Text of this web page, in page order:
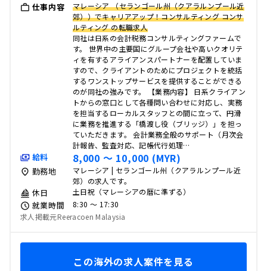
仕事内容
マレーシア （セランゴール州（クアラルンプール近
郊））でキャリアアップ！コンサルティング コンサ
ルティング の転職求人
同社は日系の会計税務コンサルティングファームで
す。 世界中の主要国にグループ会社や高いクオリテ
ィを有するアライアンスパートナーを配置していま
すので、クライアントのためにプロジェクトを統括
するワンストップサービスを提供することができる
のが同社の強みです。 【業務内容】 日系クライアン
トからの窓口として各種問い合わせに対応し、実務
を担当するローカルスタッフとの間に立って、円滑
に業務を推進する「橋渡し役（ブリッジ）」を担っ
ていただきます。 会計業務全般のサポート（月次会
計報告、監査対応、記帳代行処理…
給料 8,000 〜 10,000 (MYR)
勤務地
マレーシア | セランゴール州（クアラルンプール近
郊）の求人です。
休日 土日祝（マレーシアの暦に準ずる）
就業時間
8:30 〜 17:30
求人掲載元Reeracoen Malaysia
この海外の求人案件を見る